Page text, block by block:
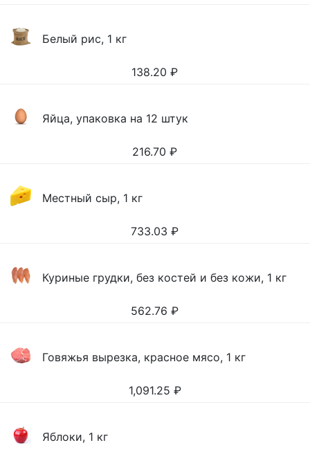
Белый рис, 1 кг
138.20 ₽
Яйца, упаковка на 12 штук
216.70 ₽
Местный сыр, 1 кг
733.03 ₽
Куриные грудки, без костей и без кожи, 1 кг
562.76 ₽
Говяжья вырезка, красное мясо, 1 кг
1,091.25 ₽
Яблоки, 1 кг